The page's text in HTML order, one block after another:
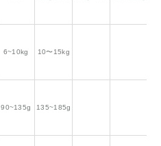
6~10kg 10〜15kg
90~135g 135~185g